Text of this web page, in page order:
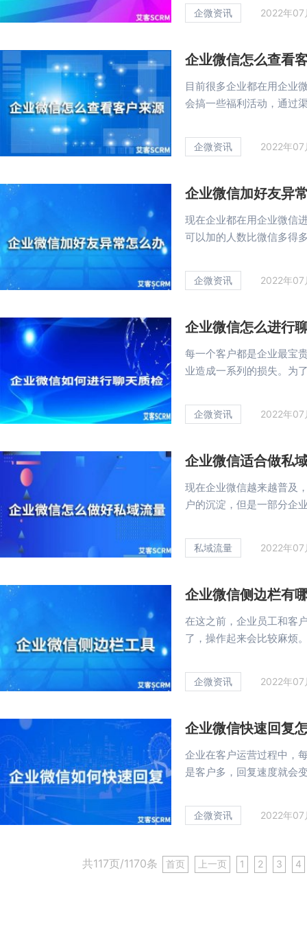
企微资讯 2022年
企业微信怎么查看
目前很多企业都在用企业
会搞一些福利活动，通过
企微资讯 2022年
企业微信加好友异
现在企业都在用企业微信
可以加的人数比微信多得
企微资讯 2022年
企业微信怎么进行
每一个客户都是企业最宝
业造成一系列的损失。为
企微资讯 2022年
企业微信适合做私
现在企业微信越来越普及
户的沉淀，但是一部分企
私域流量 2022年
企业微信侧边栏有
在这之前，企业员工和客
了，操作起来会比较麻烦
企微资讯 2022年
企业微信快速回复
企业在客户运营过程中，
是客户多，回复速度就会
企微资讯 2022年
共117页/1170条 首页 上一页 1 2 3 4